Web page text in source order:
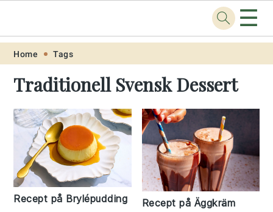
Skip
primary
navigation
Skip
main
content
Skip
primary
sidebar
Skip
footer
Recept.one ☰
Home Tags
Traditionell Svensk Dessert
Recept på Brylépudding Recept på Äggkräm